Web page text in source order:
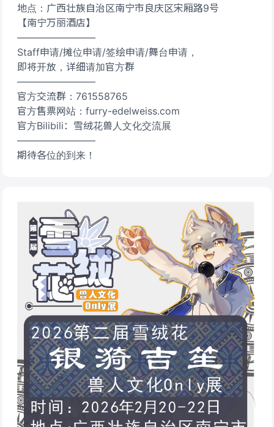
地点：广西壮族自治区南宁市良庆区宋厢路9号
【南宁万丽酒店】
————————
Staff申请/摊位申请/签绘申请/舞台申请，
即将开放，详细请加官方群
————————
官方交流群：761558765
官方售票网站：furry-edelweiss.com
官方Bilibili：雪绒花兽人文化交流展
————————
期待各位的到来！